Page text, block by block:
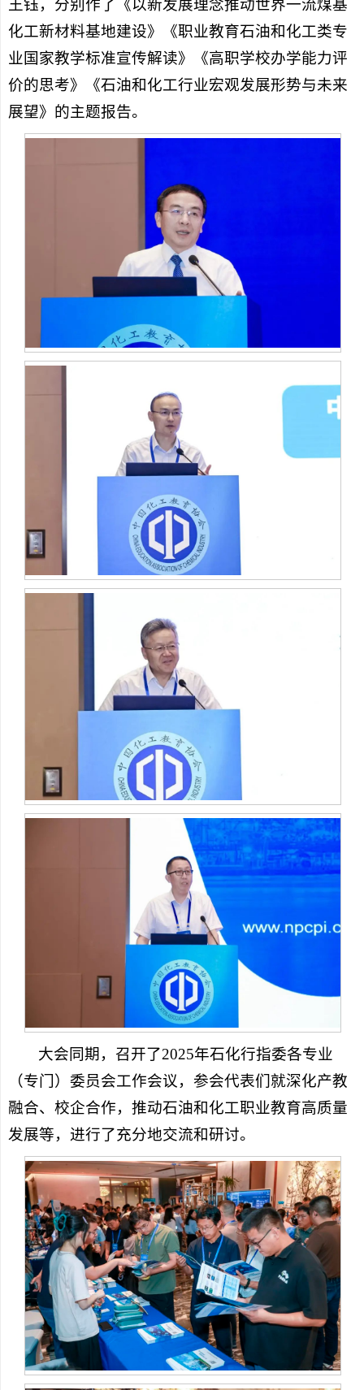
王钰，分别作了《以新发展理念推动世界一流煤基
化工新材料基地建设》《职业教育石油和化工类专
业国家教学标准宣传解读》《高职学校办学能力评
价的思考》《石油和化工行业宏观发展形势与未来
展望》的主题报告。
大会同期，召开了2025年石化行指委各专业
（专门）委员会工作会议，参会代表们就深化产教
融合、校企合作，推动石油和化工职业教育高质量
发展等，进行了充分地交流和研讨。